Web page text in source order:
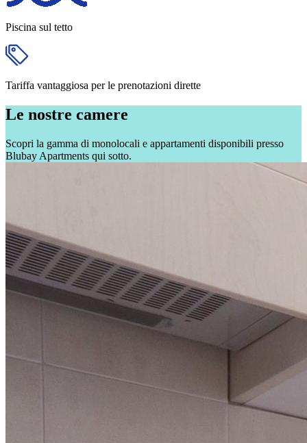
Piscina sul tetto
Tariffa vantaggiosa per le prenotazioni dirette
Le nostre camere
Scopri la gamma di monolocali e appartamenti disponibili presso
Blubay Apartments qui sotto.